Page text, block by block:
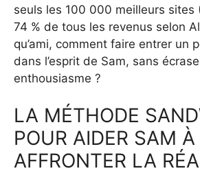
seuls les 100 000 meilleurs sites
74 % de tous les revenus selon
qu’ami, comment faire entrer un
dans l’esprit de Sam, sans
enthousiasme ?
LA MÉTHODE
POUR AIDER SAM À
AFFRONTER LA